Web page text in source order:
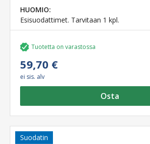
HUOMIO:
Esisuodattimet. Tarvitaan 1 kpl.
Tuotetta on varastossa
59,70 €
ei sis. alv
Osta
Suodatin